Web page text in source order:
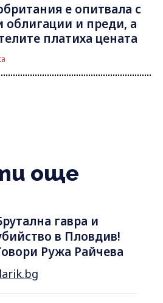
е опитвала с
облигации и преди, а
платиха цената
още
гавра и
в Пловдив!
Ружа Райчева